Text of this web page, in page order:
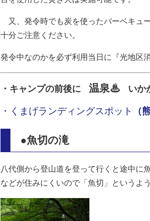
又、発令時でも炭を使ったバーベキュ
十分ご注意ください。
発令中なのかを必ず利用当日に『光地区
・キャンプの前後に 温泉♨ いか
・くまげランディングスポット （
●魚切の滝
八代側から登山道を登って行くと途中に
などが住みにくいので「魚切」というよ